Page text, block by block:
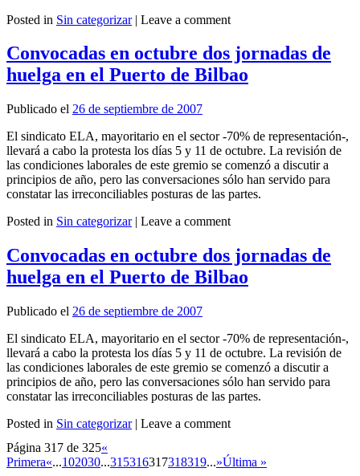
Posted in Sin categorizar | Leave a comment
Convocadas en octubre dos jornadas de
huelga en el Puerto de Bilbao
Publicado el 26 de septiembre de 2007
El sindicato ELA, mayoritario en el sector -70% de representación-,
llevará a cabo la protesta los días 5 y 11 de octubre. La revisión de
las condiciones laborales de este gremio se comenzó a discutir a
principios de año, pero las conversaciones sólo han servido para
constatar las irreconciliables posturas de las partes.
Posted in Sin categorizar | Leave a comment
Convocadas en octubre dos jornadas de
huelga en el Puerto de Bilbao
Publicado el 26 de septiembre de 2007
El sindicato ELA, mayoritario en el sector -70% de representación-,
llevará a cabo la protesta los días 5 y 11 de octubre. La revisión de
las condiciones laborales de este gremio se comenzó a discutir a
principios de año, pero las conversaciones sólo han servido para
constatar las irreconciliables posturas de las partes.
Posted in Sin categorizar | Leave a comment
Página 317 de 325«
Primera«...102030...315316317318319...»Última »